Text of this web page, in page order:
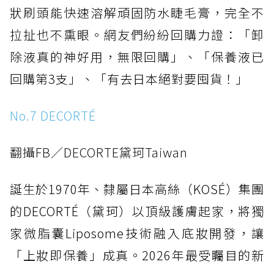
狀刷頭能快速溶解頑固防水睫毛膏，完全不
拉扯也不熏眼。網友們紛紛回購力證：「卸
除液真的神好用，無限回購」、「保養液已
回購第3支」、「有去日本絕對要囤貨！」
No.7 DECORTÉ
翻攝FB／DECORTE黛珂Taiwan
誕生於1970年、隸屬日本高絲（KOSÉ）集團
的DECORTÉ（黛珂）以頂級護膚起家，將獨
家微脂囊Liposome技術融入底妝開發，讓
「上妝即保養」成真。2026年最受矚目的新